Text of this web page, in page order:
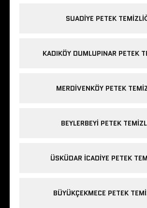
SUADIYE PETEK
KADIKÖY DUMLUPINAR PETEK
MERDIVENKÖY PETEK
BEYLERBEYI PETEK
ÜSKÜDAR ICADIYE PETEK
BÜYÜKÇEKMECE PETEK